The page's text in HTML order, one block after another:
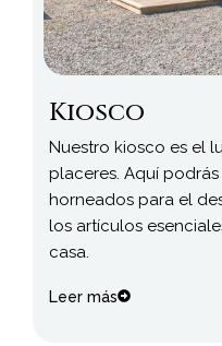
Kiosco
Nuestro kiosco es el
placeres. Aquí
horneados para el
los artículos
casa.
Leer más